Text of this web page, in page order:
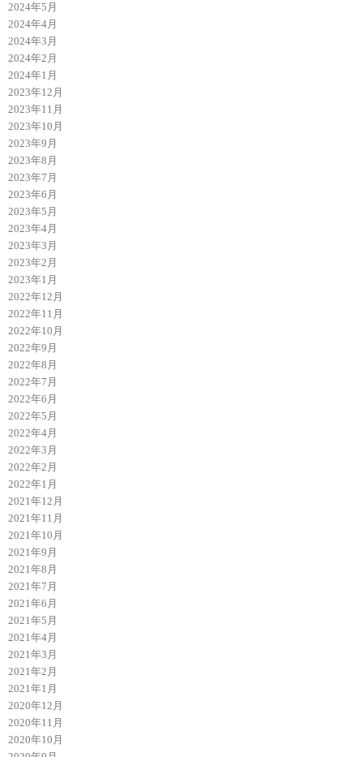
2024年5月
2024年4月
2024年3月
2024年2月
2024年1月
2023年12月
2023年11月
2023年10月
2023年9月
2023年8月
2023年7月
2023年6月
2023年5月
2023年4月
2023年3月
2023年2月
2023年1月
2022年12月
2022年11月
2022年10月
2022年9月
2022年8月
2022年7月
2022年6月
2022年5月
2022年4月
2022年3月
2022年2月
2022年1月
2021年12月
2021年11月
2021年10月
2021年9月
2021年8月
2021年7月
2021年6月
2021年5月
2021年4月
2021年3月
2021年2月
2021年1月
2020年12月
2020年11月
2020年10月